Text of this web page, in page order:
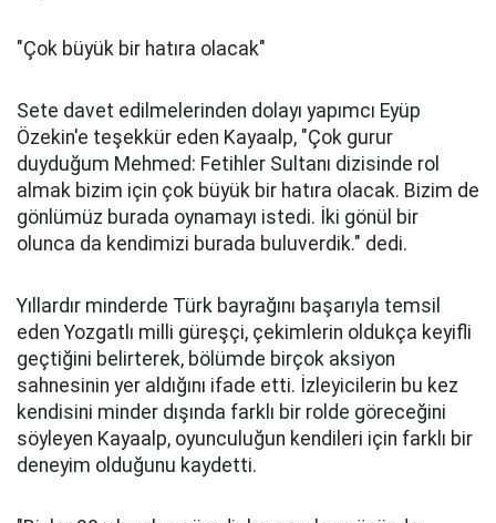
"Çok büyük bir hatıra olacak"
Sete davet edilmelerinden dolayı yapımcı Eyüp
Özekin'e teşekkür eden Kayaalp, "Çok gurur
duyduğum Mehmed: Fetihler Sultanı dizisinde rol
almak bizim için çok büyük bir hatıra olacak. Bizim de
gönlümüz burada oynamayı istedi. İki gönül bir
olunca da kendimizi burada buluverdik." dedi.
Yıllardır minderde Türk bayrağını başarıyla temsil
eden Yozgatlı milli güreşçi, çekimlerin oldukça keyifli
geçtiğini belirterek, bölümde birçok aksiyon
sahnesinin yer aldığını ifade etti. İzleyicilerin bu kez
kendisini minder dışında farklı bir rolde göreceğini
söyleyen Kayaalp, oyunculuğun kendileri için farklı bir
deneyim olduğunu kaydetti.